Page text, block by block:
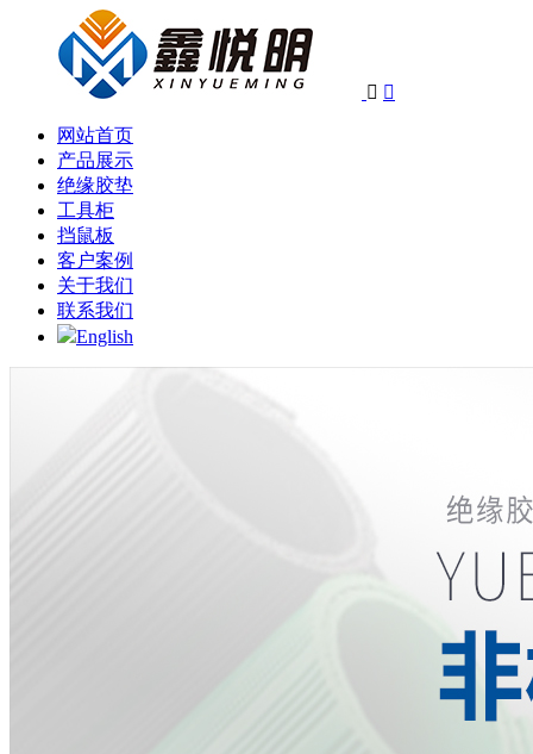
 
网站首页
产品展示
绝缘胶垫
工具柜
挡鼠板
客户案例
关于我们
联系我们
English